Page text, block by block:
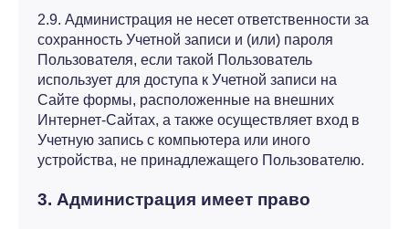
2.9. Администрация не несет ответственности за
сохранность Учетной записи и (или) пароля
Пользователя, если такой Пользователь
использует для доступа к Учетной записи на
Сайте формы, расположенные на внешних
Интернет-Сайтах, а также осуществляет вход в
Учетную запись с компьютера или иного
устройства, не принадлежащего Пользователю.
3. Администрация имеет право